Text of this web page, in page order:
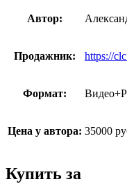
Автор:
Продажник: https://
Формат:
Цена у автора: 35000
Купить за